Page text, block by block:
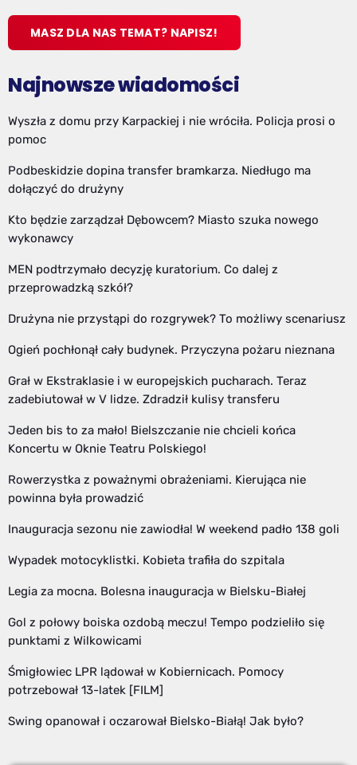
MASZ DLA NAS TEMAT? NAPISZ!
Najnowsze wiadomości
Wyszła z domu przy Karpackiej i nie wróciła. Policja prosi o
pomoc
Podbeskidzie dopina transfer bramkarza. Niedługo ma
dołączyć do drużyny
Kto będzie zarządzał Dębowcem? Miasto szuka nowego
wykonawcy
MEN podtrzymało decyzję kuratorium. Co dalej z
przeprowadzką szkół?
Drużyna nie przystąpi do rozgrywek? To możliwy scenariusz
Ogień pochłonął cały budynek. Przyczyna pożaru nieznana
Grał w Ekstraklasie i w europejskich pucharach. Teraz
zadebiutował w V lidze. Zdradził kulisy transferu
Jeden bis to za mało! Bielszczanie nie chcieli końca
Koncertu w Oknie Teatru Polskiego!
Rowerzystka z poważnymi obrażeniami. Kierująca nie
powinna była prowadzić
Inauguracja sezonu nie zawiodła! W weekend padło 138 goli
Wypadek motocyklistki. Kobieta trafiła do szpitala
Legia za mocna. Bolesna inauguracja w Bielsku-Białej
Gol z połowy boiska ozdobą meczu! Tempo podzieliło się
punktami z Wilkowicami
Śmigłowiec LPR lądował w Kobiernicach. Pomocy
potrzebował 13-latek [FILM]
Swing opanował i oczarował Bielsko-Białą! Jak było?